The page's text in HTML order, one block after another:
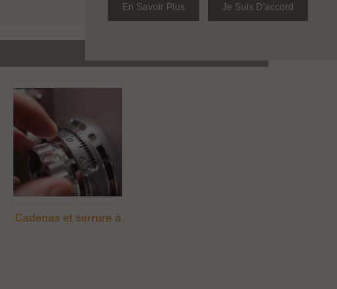
Cadenas et serrure à
En Savoir Plus Je Suis D'accord